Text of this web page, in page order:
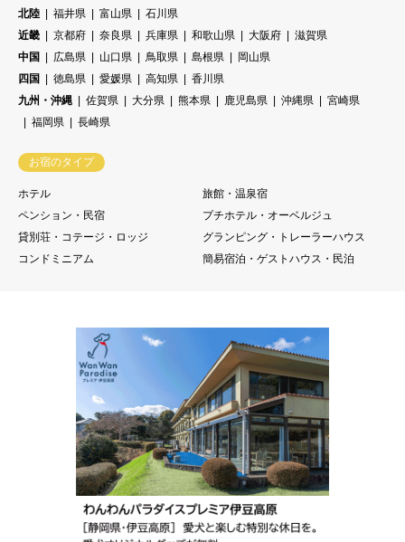
北陸
福井県 富山県
石川県
近畿
京都府 奈良県 兵庫県 和歌山県 大阪府
滋賀県
中国
広島県 山口県 鳥取県 島根県
岡山県
四国
徳島県 愛媛県 高知県
香川県
九州・沖縄
佐賀県 大分県 熊本県 鹿児島県 沖縄県
宮崎県
福岡県
長崎県
お宿のタイプ
ホテル
旅館・温泉宿
ペンション・民宿
プチホテル・オーベルジュ
貸別荘・コテージ・ロッジ
グランピング・トレーラーハウス
コンドミニアム
簡易宿泊・ゲストハウス・民泊